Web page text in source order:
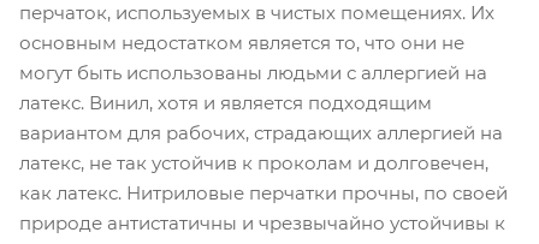
перчаток, используемых в чистых помещениях. Их
основным недостатком является то, что они не
могут быть использованы людьми с аллергией на
латекс. Винил, хотя и является подходящим
вариантом для рабочих, страдающих аллергией на
латекс, не так устойчив к проколам и долговечен,
как латекс. Нитриловые перчатки прочны, по своей
природе антистатичны и чрезвычайно устойчивы к